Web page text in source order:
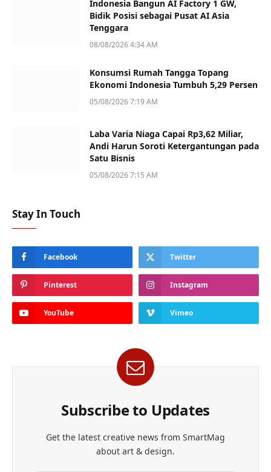
Indonesia Bangun AI Factory 1 GW,
Bidik Posisi sebagai Pusat AI Asia
Tenggara
08/08/2026 4:34 AM
Konsumsi Rumah Tangga Topang
Ekonomi Indonesia Tumbuh 5,29 Persen
05/08/2026 7:19 AM
Laba Varia Niaga Capai Rp3,62 Miliar,
Andi Harun Soroti Ketergantungan pada
Satu Bisnis
05/08/2026 7:15 AM
Stay In Touch
Facebook Twitter
Pinterest Instagram
YouTube Vimeo
Subscribe to Updates
Get the latest creative news from SmartMag
about art & design.